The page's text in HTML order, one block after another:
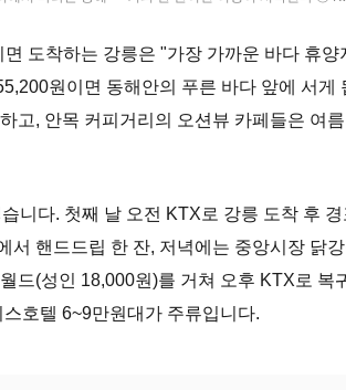
도착하는 강릉은 "가장 가까운 바다 휴양
원이면 동해안의 푸른 바다 앞에 서게
고, 안목 커피거리의 오션뷰 카페들은 여
니다. 첫째 날 오전 KTX로 강릉 도착 후
서 핸드드립 한 잔, 저녁에는 중앙시장 닭
드(성인 18,000원)를 거쳐 오후 KTX로 복
호텔 6~9만원대가 주류입니다.